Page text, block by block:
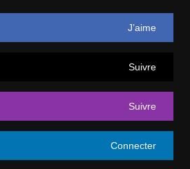
J’aime
Suivre
Suivre
Connecter